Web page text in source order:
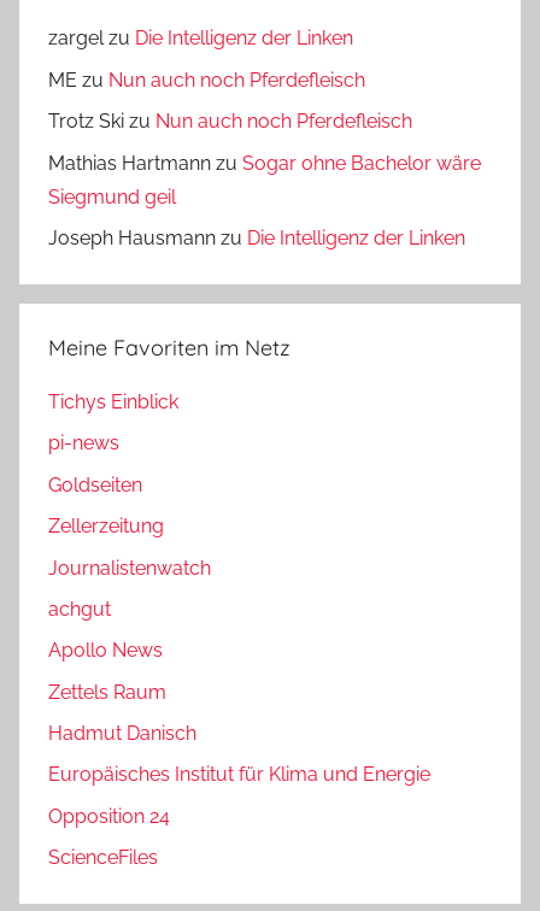
zargelzu Die Intelligenz der Linken
ME zu Nun auch noch Pferdefleisch
Trotz Ski zu Nun auch noch Pferdefleisch
Mathias Hartmann zu Sogar ohne Bachelor wäre
Siegmund geil
Joseph Hausmann zu Die Intelligenz der Linken
Meine Favoriten im Netz
Tichys Einblick
pi-news
Goldseiten
Zellerzeitung
Journalistenwatch
achgut
Apollo News
Zettels Raum
Hadmut Danisch
Europäisches Institut für Klima und Energie
Opposition 24
ScienceFiles